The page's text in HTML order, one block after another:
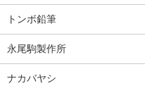
トンボ鉛筆
永尾駒製作所
ナカバヤシ